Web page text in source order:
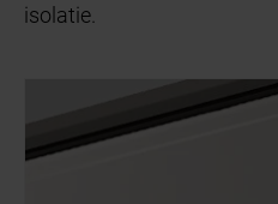
isolatie.